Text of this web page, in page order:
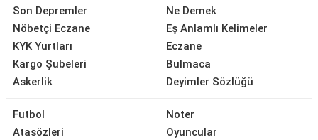
Son Depremler
Nöbetçi Eczane
KYK Yurtları
Kargo Şubeleri
Askerlik
Ne Demek
Eş Anlamlı Kelimeler
Eczane
Bulmaca
Deyimler Sözlüğü
Futbol
Atasözleri
Noter
Oyuncular